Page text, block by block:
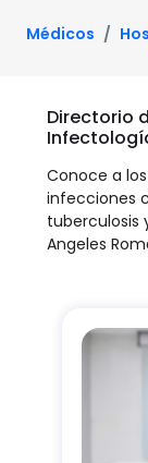
Médicos
Directorio
Conoce a
infecciones
tuberculosis
Angeles